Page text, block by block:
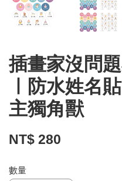
插畫家沒問
ㅣ防水姓名
主獨角獸
NT$ 280
數量